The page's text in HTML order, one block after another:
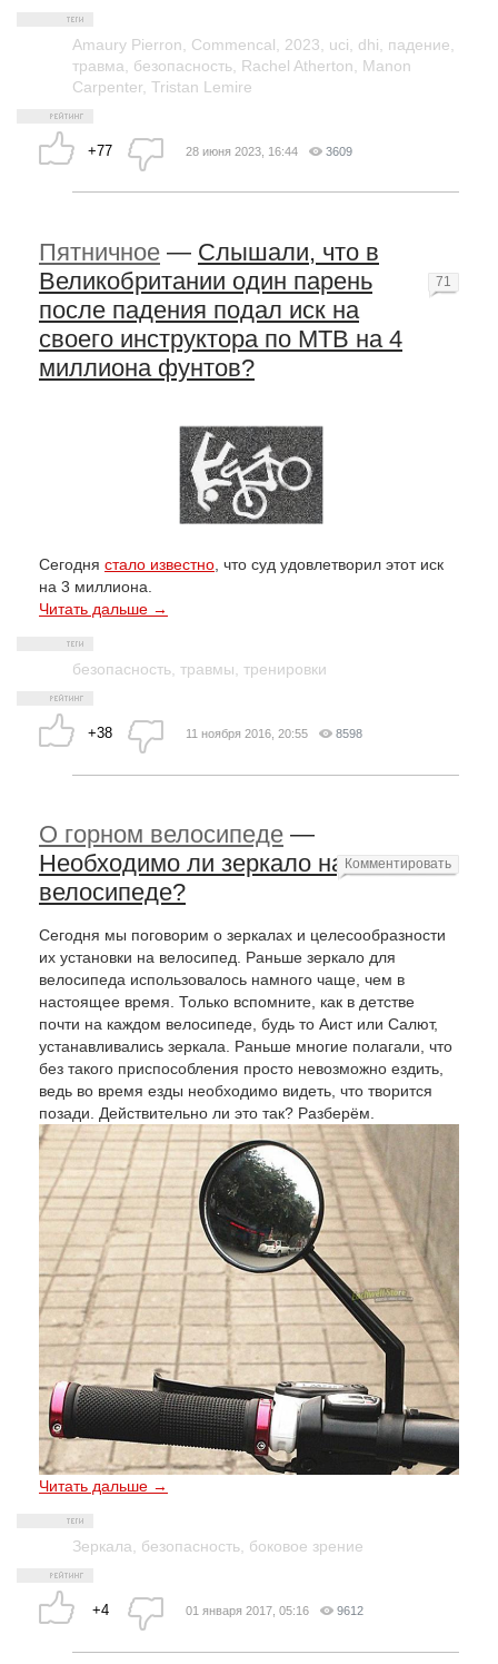
Amaury Pierron, Commencal, 2023, uci, dhi, падение,
травма, безопасность, Rachel Atherton, Manon
Carpenter, Tristan Lemire
+77 28 июня 2023, 16:44 3609
Пятничное — Слышали, что в
Великобритании один парень
после падения подал иск на
своего инструктора по МТВ на 4
миллиона фунтов?
Сегодня стало известно, что суд удовлетворил этот иск
на 3 миллиона.
Читать дальше →
безопасность, травмы, тренировки
+38
71
11 ноября 2016, 20:55 8598
О горном велосипеде —
Необходимо ли зеркало на
велосипеде?
Сегодня мы поговорим о зеркалах и целесообразности
их установки на велосипед. Раньше зеркало для
велосипеда использовалось намного чаще, чем в
настоящее время. Только вспомните, как в детстве
почти на каждом велосипеде, будь то Аист или Салют,
устанавливались зеркала. Раньше многие полагали, что
без такого приспособления просто невозможно ездить,
ведь во время езды необходимо видеть, что творится
позади. Действительно ли это так? Разберём.
Читать дальше →
Зеркала безопасность боковое зрение
+4
Комментировать
01 января 2017, 05:16 9612